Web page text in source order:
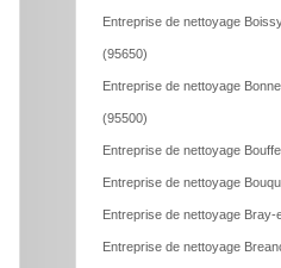
Entreprise de nettoyage
(95650)
Entreprise de nettoyage
(95500)
Entreprise de nettoyage
Entreprise de nettoyage
Entreprise de nettoyage Bray-
Entreprise de nettoyage